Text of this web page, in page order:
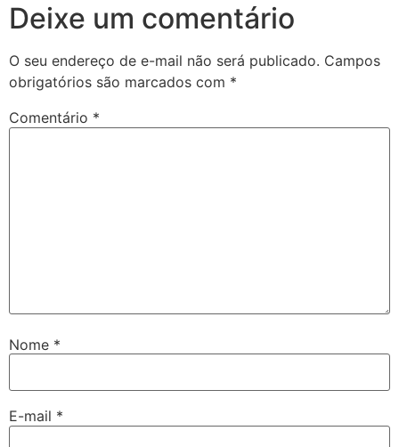
Deixe um comentário
O seu endereço de e-mail não será publicado. Campos
obrigatórios são marcados com *
Comentário *
Nome *
E-mail *